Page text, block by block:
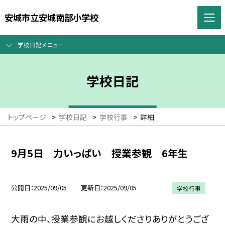
安城市立安城南部小学校
学校日記メニュー
学校日記
トップページ > 学校日記 > 学校行事 > 詳細
9月5日 力いっぱい 授業参観 6年生
公開日 2025/09/05 更新日 2025/09/05 学校行事
大雨の中、授業参観にお越しくださりありがとうござ